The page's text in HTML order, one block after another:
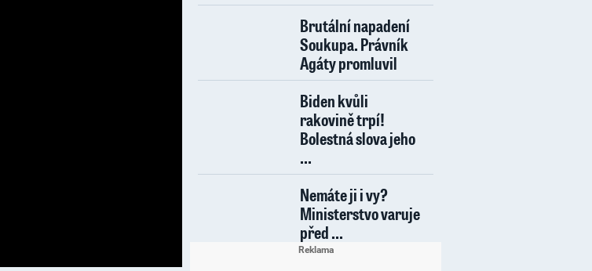
Brutální napadení
Soukupa. Právník
Agáty promluvil
Biden kvůli
rakovině trpí!
Bolestná slova jeho
...
Nemáte ji i vy?
Ministerstvo varuje
před ...